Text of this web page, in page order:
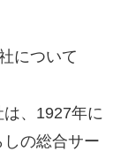
について
、 1927年に
の総合サー